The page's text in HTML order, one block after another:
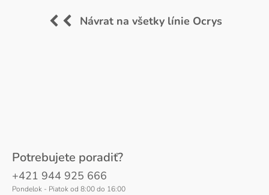
Návrat na všetky línie Ocrys
Potrebujete poradiť?
+421 944 925 666
Pondelok - Piatok od 8:00 do 16:00